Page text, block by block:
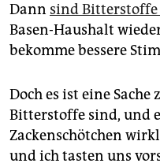
Dann sind Bitterstoffe
Basen-Haushalt
bekomme bessere
Doch es ist eine Sache
Bitterstoffe sind, und
Zackenschötchen
und ich tasten uns